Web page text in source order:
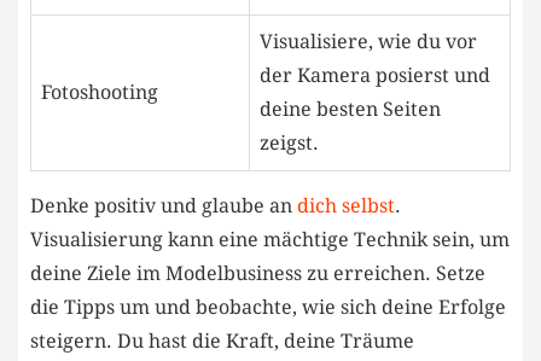
Fotoshooting
Visualisiere, wie du vor
der Kamera posierst und‌
deine besten Seiten
zeigst.
Denke positiv und glaube an⁢ dich selbst.
Visualisierung kann eine mächtige Technik sein, um
deine Ziele im Modelbusiness zu erreichen. Setze
die Tipps um und beobachte, wie⁢ sich deine ⁣Erfolge
steigern. Du hast die Kraft, deine Träume